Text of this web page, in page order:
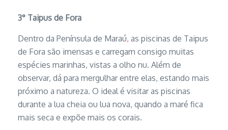
3° Taipus de Fora
Dentro da Península de Maraú, as piscinas de Taipus
de Fora são imensas e carregam consigo muitas
espécies marinhas, vistas a olho nu. Além de
observar, dá para mergulhar entre elas, estando mais
próximo a natureza. O ideal é visitar as piscinas
durante a lua cheia ou lua nova, quando a maré fica
mais seca e expõe mais os corais.